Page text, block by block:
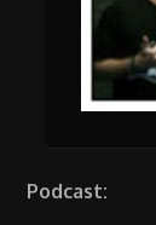
Podcast: